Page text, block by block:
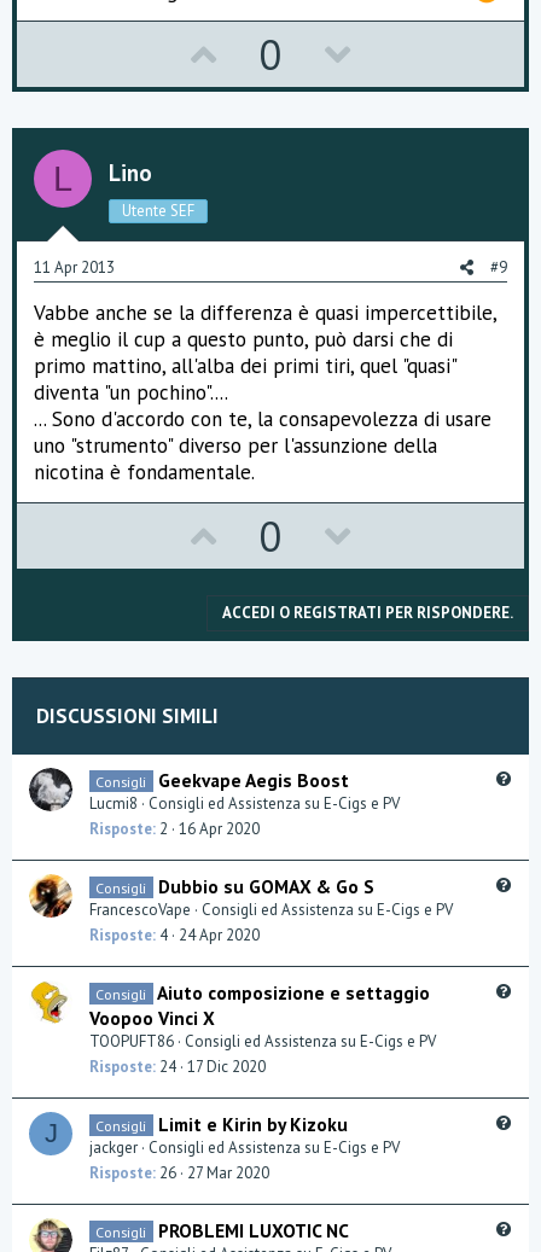
p
v
e
0
o
w
o
t
e
L Lino
Utente SEF
11 Apr 2013 #9
Vabbe anche se la differenza è quasi impercettibile,
è meglio il cup a questo punto, può darsi che di
primo mattino, all'alba dei primi tiri, quel "quasi"
diventa "un pochino"....
... Sono d'accordo con te, la consapevolezza di usare
uno "strumento" diverso per l'assunzione della
nicotina è fondamentale.
p
v
o
e
0
o
w
n
o
e
ACCEDI O REGISTRATI PER RISPONDERE.
DISCUSSIONI SIMILI
Consigli Geekvape Aegis Boost
Lucmi8
Consigli ed Assistenza su E-Cigs e PV
Risposte 2 16 Apr 2020
Consigli Dubbio su GOMAX & Go S
FrancescoVape
Consigli ed Assistenza su E-Cigs e PV
Risposte 4 24 Apr 2020
i
Consigli
Aiuto composizione e settaggio
Voopoo Vinci X
TOOPUFT86 Consigli ed Assistenza su E-Cigs e PV
Risposte 24 17 Dic 2020
J Consigli Limit e Kirin by Kizoku
jackger Consigli ed Assistenza su E-Cigs e PV
Risposte 26 27 Mar 2020
Consigli PROBLEMI LUXOTIC NC